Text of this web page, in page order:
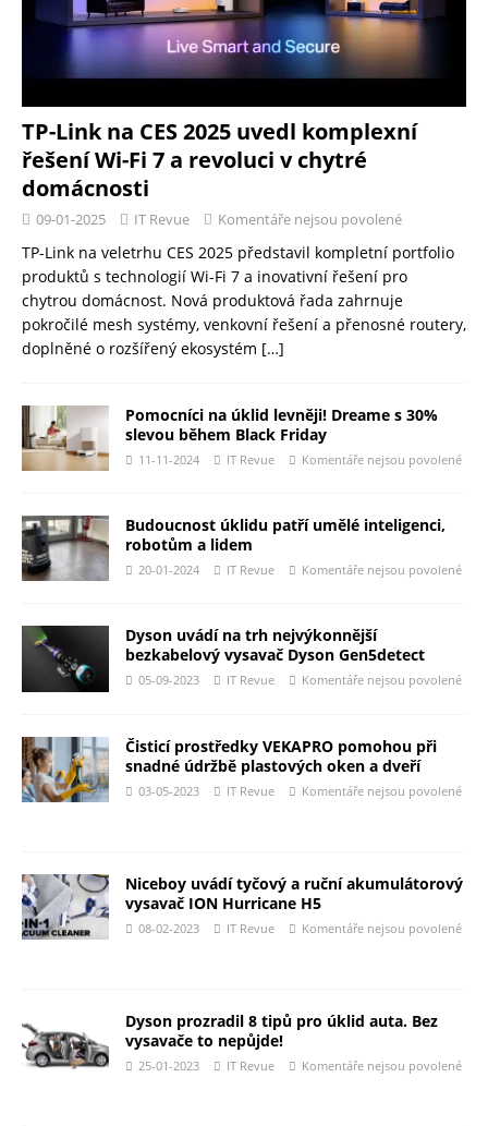
TP-Link na CES 2025 uvedl komplexní
řešení Wi-Fi 7 a revoluci v chytré
domácnosti
09-01-2025 IT Revue Komentáře nejsou povolené
TP-Link na veletrhu CES 2025 představil kompletní portfolio
produktů s technologií Wi-Fi 7 a inovativní řešení pro
chytrou domácnost. Nová produktová řada zahrnuje
pokročilé mesh systémy, venkovní řešení a přenosné routery,
doplněné o rozšířený ekosystém […]
Pomocníci na úklid levněji! Dreame s 30%
slevou během Black Friday
11-11-2024 IT Revue Komentáře nejsou povolené
Budoucnost úklidu patří umělé inteligenci,
robotům a lidem
20-01-2024 IT Revue Komentáře nejsou povolené
Dyson uvádí na trh nejvýkonnější
bezkabelový vysavač Dyson Gen5detect
05-09-2023 IT Revue Komentáře nejsou povolené
Čisticí prostředky VEKAPRO pomohou při
snadné údržbě plastových oken a dveří
03-05-2023 IT Revue Komentáře nejsou povolené
Niceboy uvádí tyčový a ruční akumulátorový
vysavač ION Hurricane H5
08-02-2023 IT Revue Komentáře nejsou povolené
Dyson prozradil 8 tipů pro úklid auta. Bez
vysavače to nepůjde!
25-01-2023 IT Revue Komentáře nejsou povolené